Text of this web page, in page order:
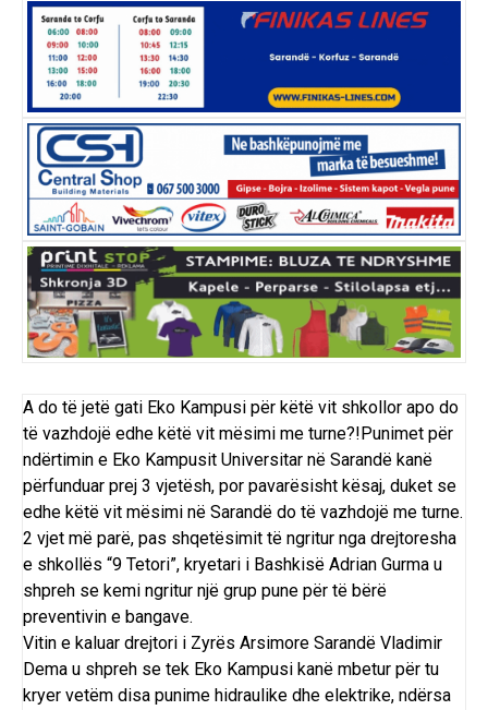
A do të jetë gati Eko Kampusi për këtë vit shkollor apo do
të vazhdojë edhe këtë vit mësimi me turne?!Punimet për
ndërtimin e Eko Kampusit Universitar në Sarandë kanë
përfunduar prej 3 vjetësh, por pavarësisht kësaj, duket se
edhe këtë vit mësimi në Sarandë do të vazhdojë me turne.
2 vjet më parë, pas shqetësimit të ngritur nga drejtoresha
e shkollës “9 Tetori”, kryetari i Bashkisë Adrian Gurma u
shpreh se kemi ngritur një grup pune për të bërë
preventivin e bangave.
Vitin e kaluar drejtori i Zyrës Arsimore Sarandë Vladimir
Dema u shpreh se tek Eko Kampusi kanë mbetur për tu
kryer vetëm disa punime hidraulike dhe elektrike, ndërsa